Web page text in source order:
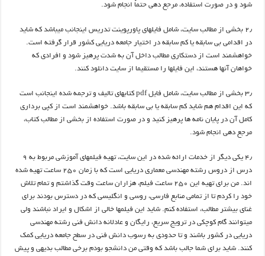
شود و در صورت استفاده، مرجع­ دهي حتماً انجام شود.
۲٫ بخشي از مطالب سايت، شامل فايلهاي پاورپوينت تدريس اينجانب مي­باشد که شايد
در اقدامي بي­ سابقه يا کم­ سابقه در اختيار جامعه دريايي کشور قرار گرفته است.
خواهشمند است از دست­کاري مطالب داخل آن به شدت پرهيز شود و افرادي که
خواهان آنها هستند، اين فايلها را مستقيما از سايت دانلود کنند.
۳٫ بخشي از مطالب سايت، شامل فايل pdf کتابهاي تاليف و ترجمه شده اينجانب است
که اين اقدام هم شايد کم سابقه يا بي­ سابقه باشد. خواهشمند است از کپي ­برداري
کامل آن در پايان ­نامه ها پرهيز کنيد و در صورت استفاده از بخشي از مطالب کتاب،
مرجع­ دهي انجام شود.
۴٫ یکی دیگر از خدمات ارائه شده در این سایت، تهیه فیلمهای آموزشی مربوط به ۹
درس از دروس رشته مهندسی معماری دریایی است که با زمان ۲۵۰ ساعت تهیه شده
اند. من برای تهیه این ۲۵۰ ساعت فیلم، هزاران ساعت وقت گذاشتم و تمام تلاش
خود را کردم تا از تمامی منابع فارسی، روسی و انگلیسی که در دسترس بودند برای
غنای بیشتر مطالب، استفاده کنم. شاید این فیلمها خالی از اشکال و ایراد نباشند ولی
میتوانند گام کوچکی در ترویج سریع، رایگان و عادلانه دانش فنی رشته مهندسی
دریایی در کشور باشند و تا حدودی به رسوب دانش فنی در سطح جامعه دریایی کمک
کنند. شاید برای شما جالب باشد که وقتی من دانشجو بودم برخی مطالب بدیهی و پیش